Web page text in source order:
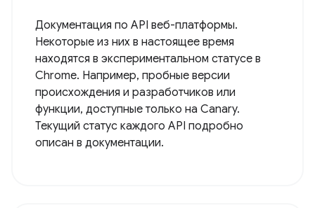
Документация по API веб-платформы.
Некоторые из них в настоящее время
находятся в экспериментальном статусе в
Chrome. Например, пробные версии
происхождения и разработчиков или
функции, доступные только на Canary.
Текущий статус каждого API подробно
описан в документации.